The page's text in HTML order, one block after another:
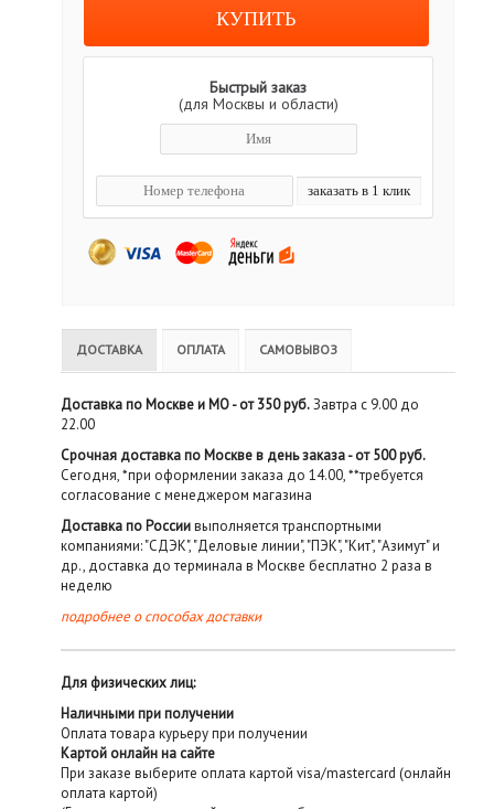
Быстрый заказ
(для Москвы и области)
ДОСТАВКА ОПЛАТА САМОВЫВОЗ
Доставка по Москве и МО - от 350 руб.Завтра с 9.00 до
22.00
Срочная доставка по Москве в день заказа - от 500 руб.
Сегодня, *при оформлении заказа до 14.00, **требуется
согласование с менеджером магазина
Доставка по Россиивыполняется транспортными
компаниями: "СДЭК", "Деловые линии", "ПЭК", "Кит", "Азимут" и
др., доставка до терминала в Москве бесплатно 2 раза в
неделю
подробнее о способах доставки
Для физических лиц:
Наличными при получении
Оплата товара курьеру при получении
Картой онлайн на сайте
При заказе выберите оплата картой visa/mastercard (онлайн
оплата картой)